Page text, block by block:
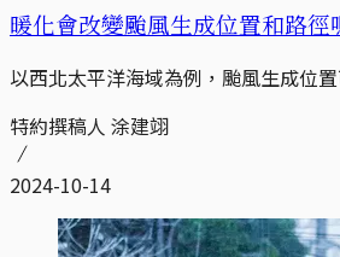
暖化會改變颱風生成位置和路
以西北太平洋海域為例，颱風生成位
特約撰稿人 涂建翊
2024-10-14